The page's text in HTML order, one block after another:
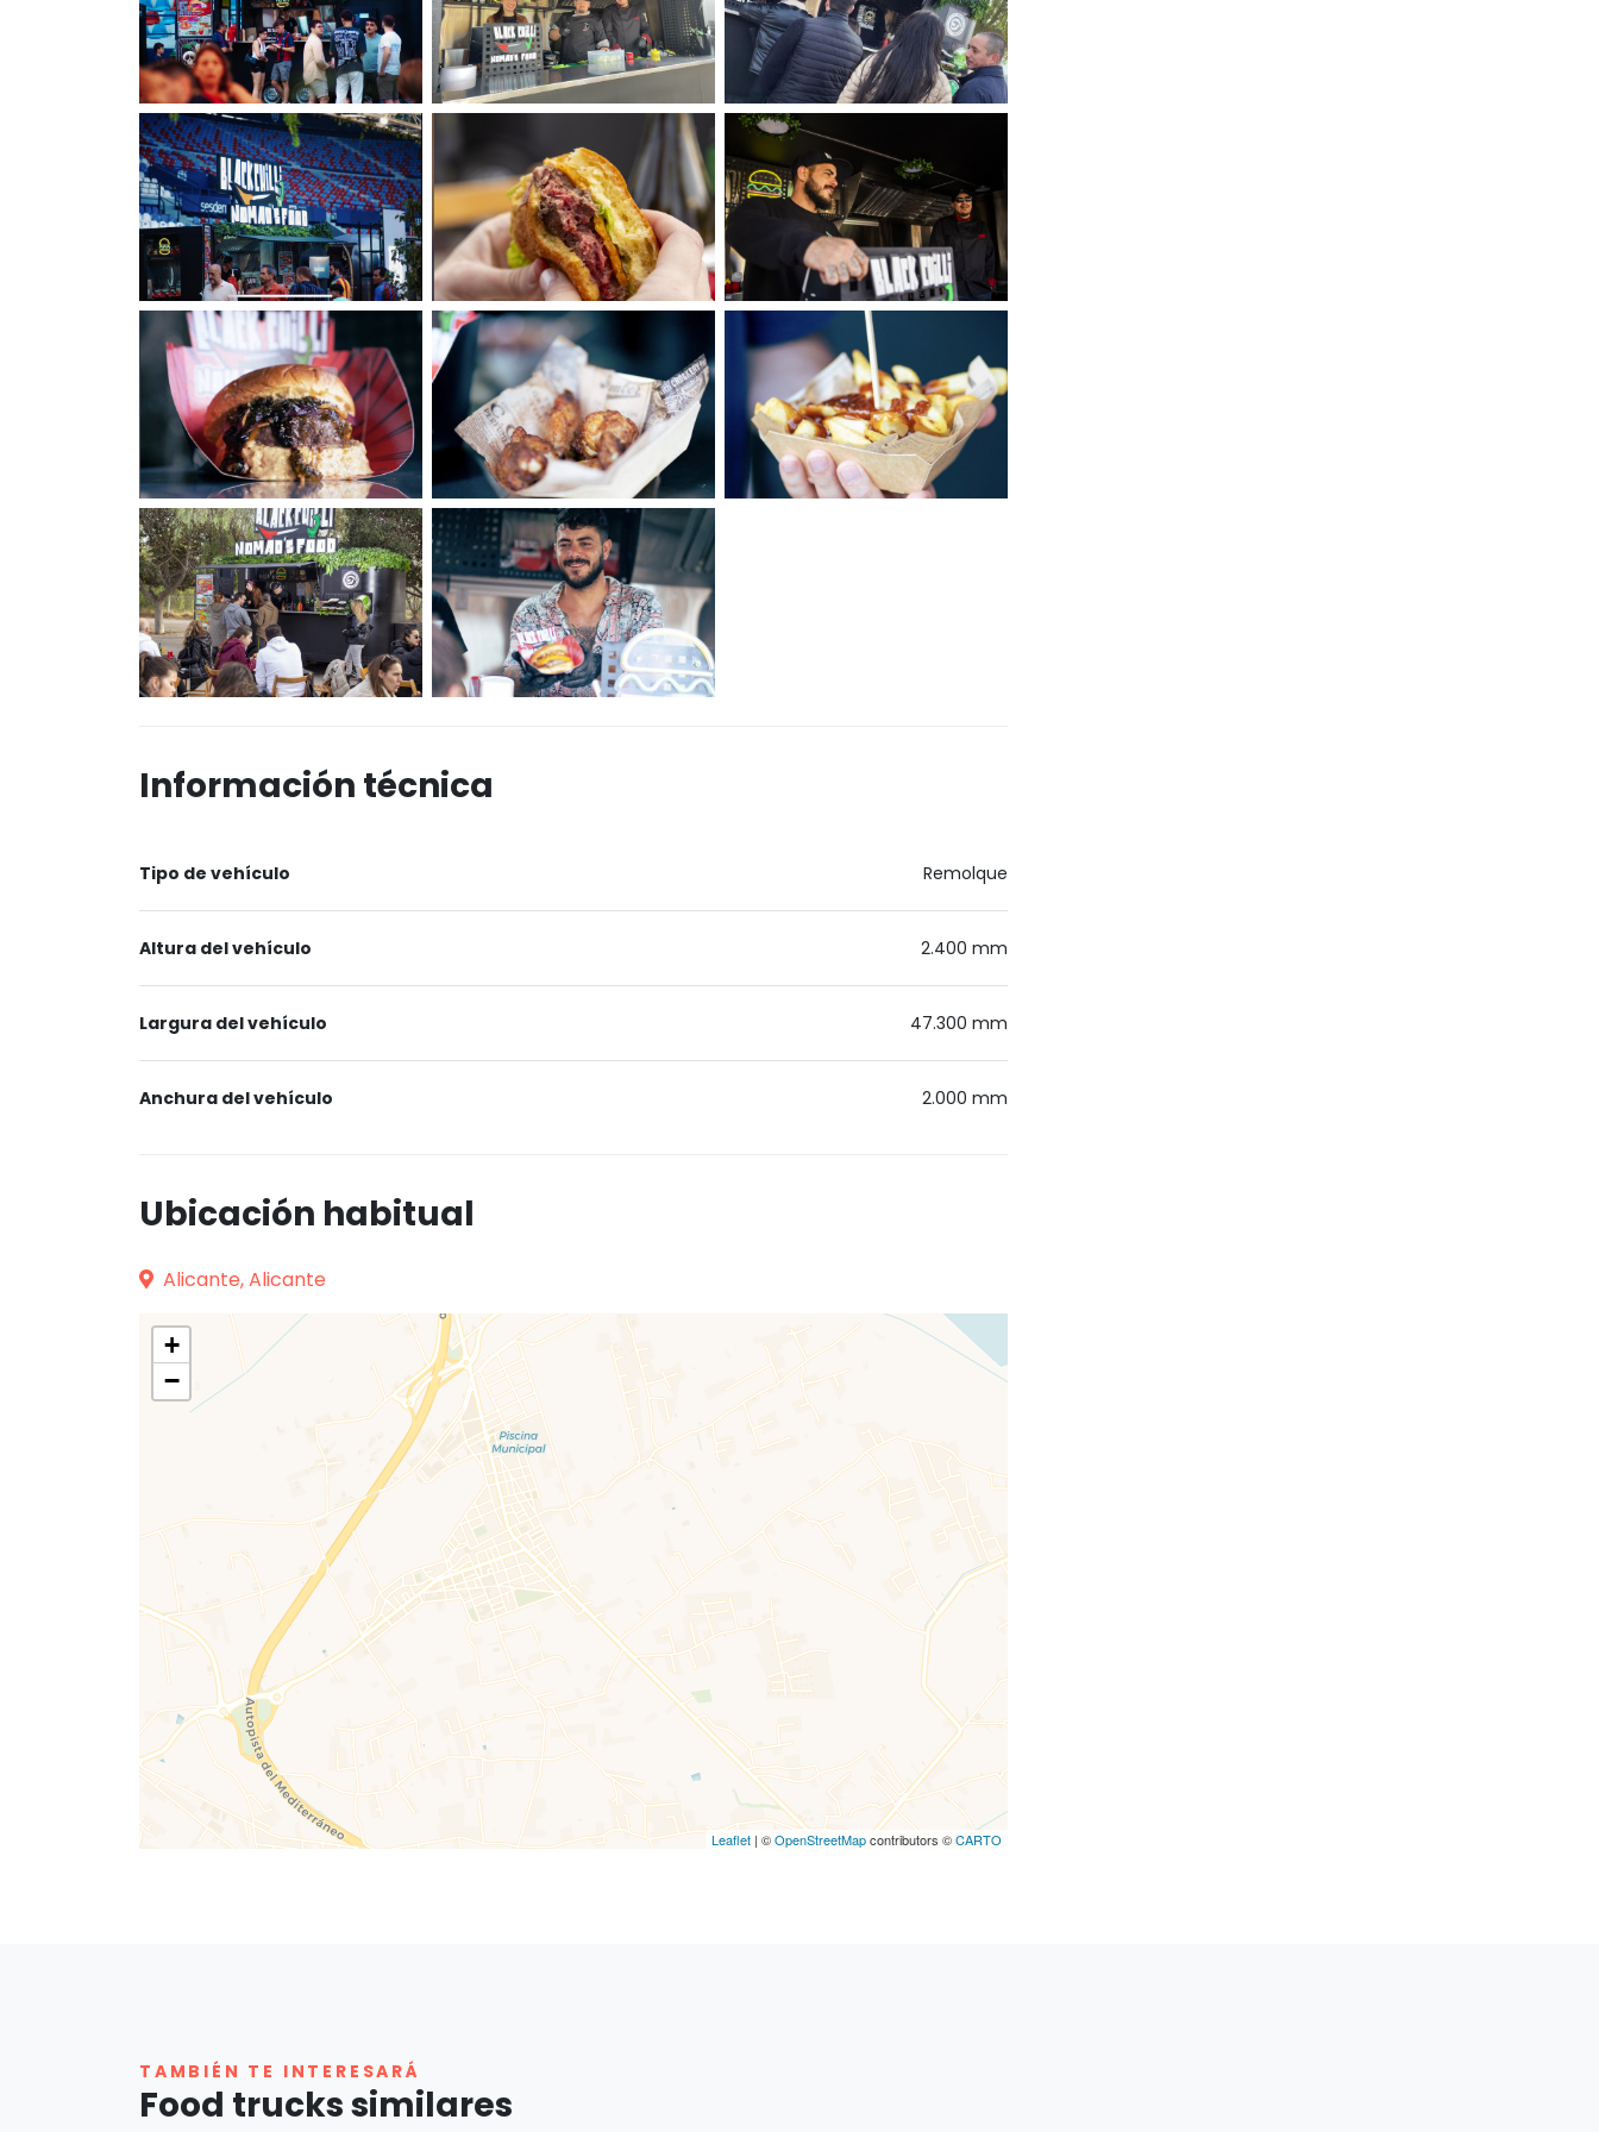
Información técnica
Tipo de vehículo Remolque
Altura del vehículo 2.400 mm
Largura del vehículo 47.300 mm
Anchura del vehículo 2.000 mm
Ubicación habitual
Alicante, Alicante
+
−
Leaflet | ©OpenStreetMapcontributors ©CARTO
TAMBIÉN TE INTERESARÁ
Food trucks similares